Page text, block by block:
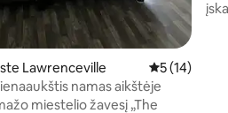
iš 5, atsiliepimų: 68
Lawrenceville Vidutinis
5 (14)
namas aikštėje
miestelio žavesį „The